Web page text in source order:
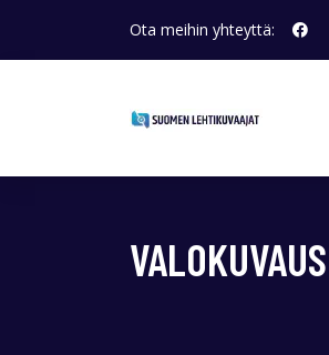
Ota meihin yhteyttä:
VALOKUVAUS